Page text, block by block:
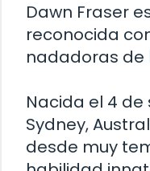
Dawn Fraser
reconocida
nadadoras de
Nacida el 4 de
Sydney,
desde muy